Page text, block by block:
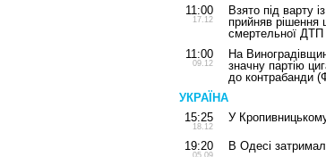
11:00
17.12
Взято під варту
прийняв рішення
смертельної ДТП
11:00
09.12
На
значну партію
до контрабанди
УКРАЇНА
15:25
18.12
У
19:20
05.09
В Одесі